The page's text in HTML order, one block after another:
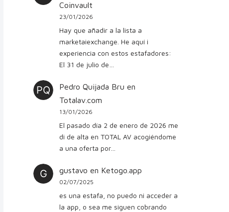
Coinvault
23/01/2026
Hay que añadir a la lista a
marketaiexchange. He aquí i
experiencia con estos estafadores:
El 31 de julio de…
Pedro Quijada Bru en
Totalav.com
13/01/2026
El pasado día 2 de enero de 2026 me
di de alta en TOTAL AV acogiéndome
a una oferta por…
gustavo en Ketogo.app
02/07/2025
es una estafa, no puedo ni acceder a
la app, o sea me siguen cobrando